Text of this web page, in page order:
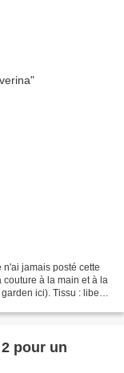
jamais posté cette
à la main et à la
ici). Tissu : liberty
pour un